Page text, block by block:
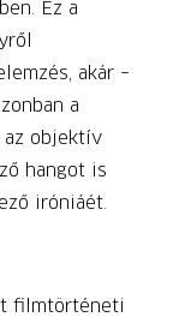
Ez a
akár –
a
az objektív
hangot is
iróniáét.
filmtörténeti